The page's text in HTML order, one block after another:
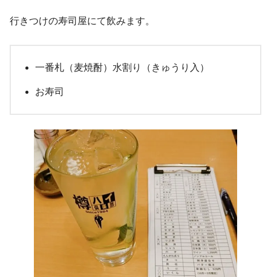
行きつけの寿司屋にて飲みます。
一番札（麦焼酎）水割り（きゅうり入）
お寿司